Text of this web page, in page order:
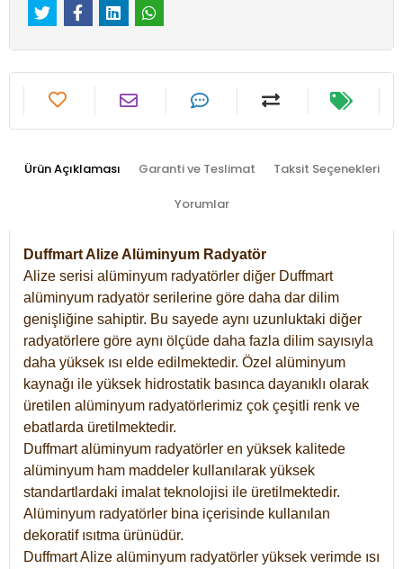
Ürün Açıklaması Garanti ve Teslimat Taksit Seçenekleri
Yorumlar
Duffmart Alize Alüminyum Radyatör
Alize serisi alüminyum radyatörler diğer Duffmart
alüminyum radyatör serilerine göre daha dar dilim
genişliğine sahiptir. Bu sayede aynı uzunluktaki diğer
radyatörlere göre aynı ölçüde daha fazla dilim sayısıyla
daha yüksek ısı elde edilmektedir. Özel alüminyum
kaynağı ile yüksek hidrostatik basınca dayanıklı olarak
üretilen alüminyum radyatörlerimiz çok çeşitli renk ve
ebatlarda üretilmektedir.
Duffmart alüminyum radyatörler en yüksek kalitede
alüminyum ham maddeler kullanılarak yüksek
standartlardaki imalat teknolojisi ile üretilmektedir.
Alüminyum radyatörler bina içerisinde kullanılan
dekoratif ısıtma ürünüdür.
Duffmart Alize alüminyum radyatörler yüksek verimde ısı